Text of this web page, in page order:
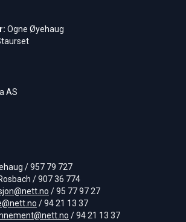
Ogne Øyehaug
AS
/ 957 79 727
/ 907 36 774
/ 95 77 97 27
/ 94 21 13 37
/ 94 21 13 37